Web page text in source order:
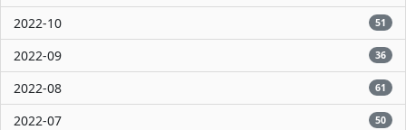
2022-10 51
2022-09 36
2022-08 61
2022-07 50